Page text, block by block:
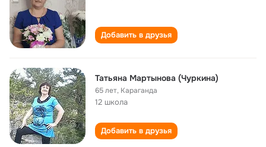
Добавить в друзья
Татьяна Мартынова (Чуркина)
65 лет, Караганда
12 школа
Добавить в друзья